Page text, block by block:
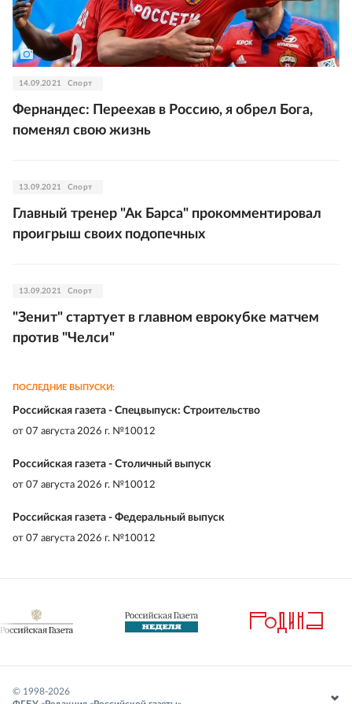
14.09.2021 Спорт
Фернандес: Переехав в Россию, я обрел Бога,
поменял свою жизнь
13.09.2021 Спорт
Главный тренер "Ак Барса" прокомментировал
проигрыш своих подопечных
13.09.2021 Спорт
"Зенит" стартует в главном еврокубке матчем
против "Челси"
ПОСЛЕДНИЕ ВЫПУСКИ:
Российская газета - Спецвыпуск: Строительство
от 07 августа 2026 г. №10012
Российская газета - Столичный выпуск
от 07 августа 2026 г. №10012
Российская газета - Федеральный выпуск
от 07 августа 2026 г. №10012
© 1998-2026